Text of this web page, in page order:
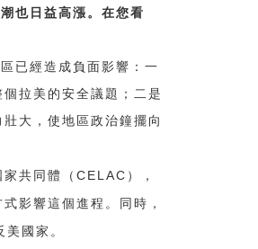
也日益高漲。在您看
已經造成負面影響：一
拉美的安全議題；二是
大，使地區政治鐘擺向
共同體（ CELAC ），
影響這個進程。同時，
國家。